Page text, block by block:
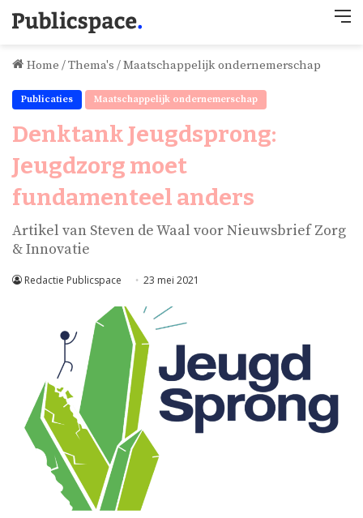
Home /Thema's /Maatschappelijk ondernemerschap
Publicaties Maatschappelijk ondernemerschap
Denktank Jeugdsprong:
Jeugdzorg moet
fundamenteel anders
Artikel van Steven de Waal voor Nieuwsbrief Zorg
& Innovatie
Redactie Publicspace 23 mei 2021